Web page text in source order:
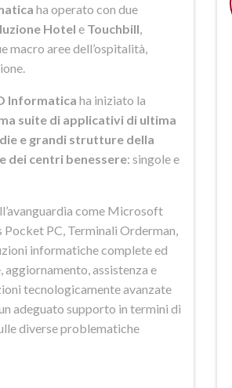
ha operato con due
Hotel e Touchbill
macro aree dell’ospitalità,
Informatica ha iniziato la
suite di applicativi di ultima
e grandi strutture della
dei centri benessere: singole e
come Microsoft
PC, Terminali Orderman,
informatiche complete ed
assistenza e
tecnologicamente avanzate
adeguato supporto in termini di
diverse problematiche